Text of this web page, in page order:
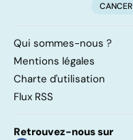
CANCER
Qui sommes-nous ?
Mentions légales
Charte d'utilisation
Flux RSS
Retrouvez-nous sur